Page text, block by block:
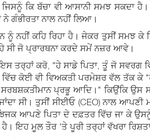
ਕਿ ਬੱਚਾ ਵੀ ਆਸਾਨੀ ਸਮਝ ਸਕਦਾ
ਗੰਭੀਰਤਾ ਨਾਲ ਨਹੀਂ ਲਿਆ।
ਨੂੰ ਨਹੀਂ ਕਹਿ ਰਿਹਾ ਹੈ। ਜੇਕਰ ਤੁਸੀਂ ਸਮਝ
ਸੀ ਜੋ ਪ੍ਰਾਰਥਨਾ ਕਰਦੇ ਸਮੇਂ ਨਜ਼ਰ ਆਵੇ।
ਇਸ ਤਰ੍ਹਾਂ ਕਰੋ, "ਹੇ ਸਾਡੇ ਪਿਤਾ, ਤੂੰ ਜੋ
ਕੋਈ ਵੀ ਵਿਅਕਤੀ ਪਰਮੇਸ਼ਰ ਵੱਲ ਤੱਕ ਕੇ
ਸਰਬਸ਼ਕਤੀਮਾਨ ਪ੍ਰਭੂ ਆਦਿ।" ਕਿਉਂਕਿ
ਸੀ। ਤੁਸੀਂ ਸੀਈਓ (CEO) ਨਾਲ
ਆਪਣੇ ਪਿਤਾ ਦੇ ਦਫ਼ਤਰ ਵਿੱਚ ਜਾ ਕੇ
ਇਹ ਮੂਲ ਤੌਰ 'ਤੇ ਪੂਰੀ ਤਰ੍ਹਾਂ ਵੱਖਰਾ